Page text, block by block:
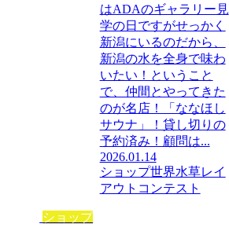
はADAのギャラリー見
学の日ですがせっかく
新潟にいるのだから、
新潟の水を全身で味わ
いたい！ということ
で、仲間とやってきた
のが名店！「ななほし
サウナ」！貸し切りの
予約済み！顧問は...
2026.01.14
ショップ世界水草レイ
アウトコンテスト
ショップ